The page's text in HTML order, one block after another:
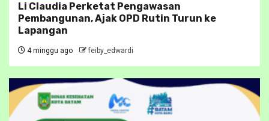
Li Claudia Perketat Pengawasan
Pembangunan, Ajak OPD Rutin Turun ke
Lapangan
4 minggu ago feiby_edwardi